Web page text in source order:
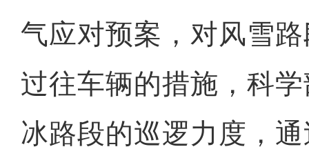
气应对预案，对风雪
过往车辆的措施，科
冰路段的巡逻力度，